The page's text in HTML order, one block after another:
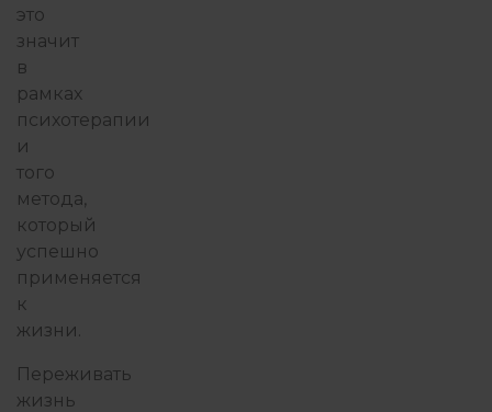
это
значит
в
рамках
психотерапии
и
того
метода,
который
успешно
применяется
к
жизни.
Переживать
жизнь